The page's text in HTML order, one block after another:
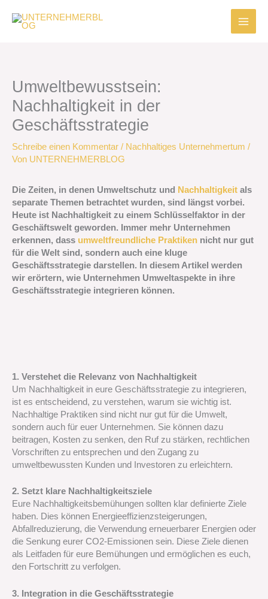
Inhalt
springen
Umweltbewusstsein:
Nachhaltigkeit in der
Geschäftsstrategie
Schreibe einen Kommentar / Nachhaltiges Unternehmertum /
Von UNTERNEHMERBLOG
Die Zeiten, in denen Umweltschutz und Nachhaltigkeit als
separate Themen betrachtet wurden, sind längst vorbei.
Heute ist Nachhaltigkeit zu einem Schlüsselfaktor in der
Geschäftswelt geworden. Immer mehr Unternehmen
erkennen, dass umweltfreundliche Praktiken nicht nur gut
für die Welt sind, sondern auch eine kluge
Geschäftsstrategie darstellen. In diesem Artikel werden
wir erörtern, wie Unternehmen Umweltaspekte in ihre
Geschäftsstrategie integrieren können.
1. Verstehet die Relevanz von Nachhaltigkeit
Um Nachhaltigkeit in eure Geschäftsstrategie zu integrieren,
ist es entscheidend, zu verstehen, warum sie wichtig ist.
Nachhaltige Praktiken sind nicht nur gut für die Umwelt,
sondern auch für euer Unternehmen. Sie können dazu
beitragen, Kosten zu senken, den Ruf zu stärken, rechtlichen
Vorschriften zu entsprechen und den Zugang zu
umweltbewussten Kunden und Investoren zu erleichtern.
2. Setzt klare Nachhaltigkeitsziele
Eure Nachhaltigkeitsbemühungen sollten klar definierte Ziele
haben. Dies können Energieeffizienzsteigerungen,
Abfallreduzierung, die Verwendung erneuerbarer Energien oder
die Senkung eurer CO2-Emissionen sein. Diese Ziele dienen
als Leitfaden für eure Bemühungen und ermöglichen es euch,
den Fortschritt zu verfolgen.
3. Integration in die Geschäftsstrategie